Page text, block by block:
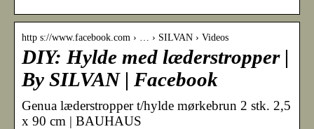
http s://www.facebook.com › … › SILVAN › Videos
DIY: Hylde med læderstropper |
By SILVAN | Facebook
Genua læderstropper t/hylde mørkebrun 2 stk. 2,5
x 90 cm | BAUHAUS